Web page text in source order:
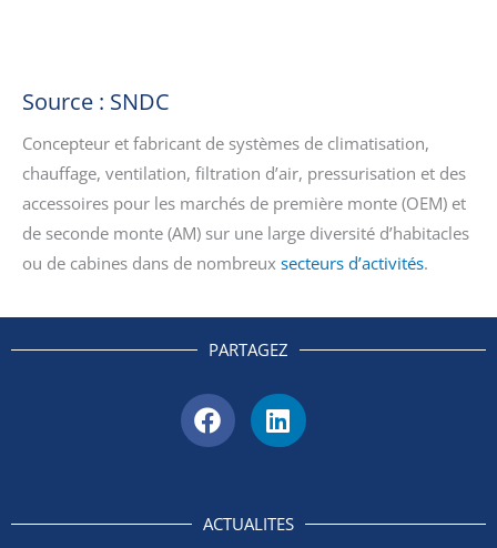
Source : SNDC
Concepteur et fabricant de systèmes de climatisation,
chauffage, ventilation, filtration d’air, pressurisation et des
accessoires pour les marchés de première monte (OEM) et
de seconde monte (AM) sur une large diversité d’habitacles
ou de cabines dans de nombreux secteurs d’activités.
PARTAGEZ
ACTUALITES